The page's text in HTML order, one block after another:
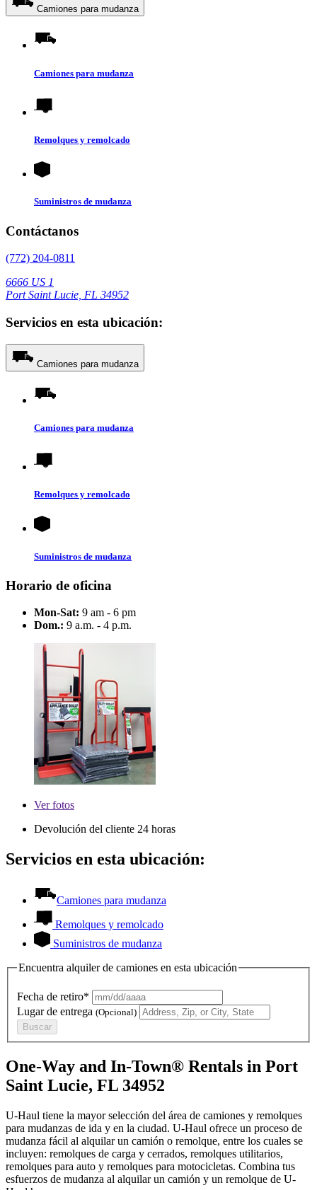
Camiones para mudanza
Camiones para mudanza
Remolques y remolcado
Suministros de mudanza
Contáctanos
(772) 204-0811
6666 US 1
Port Saint Lucie, FL 34952
Servicios en esta ubicación:
Camiones para mudanza
Camiones para mudanza
Remolques y remolcado
Suministros de mudanza
Horario de oficina
Mon-Sat: 9 am - 6 pm
Dom.: 9 a.m. - 4 p.m.
Verfotos
Devolución del cliente 24 horas
Servicios en esta ubicación:
Camiones para mudanza
Remolques y remolcado
Suministros de mudanza
Encuentra alquiler de camiones en esta ubicación
Fecha de retiro*
Lugar de entrega (Opcional)
Buscar
One-Way and In-Town® Rentals in Port
Saint Lucie, FL 34952
U-Haul tiene la mayor selección del área de camiones y remolques
para mudanzas de ida y en la ciudad. U-Haul ofrece un proceso de
mudanza fácil al alquilar un camión o remolque, entre los cuales se
incluyen: remolques de carga y cerrados, remolques utilitarios,
remolques para auto y remolques para motocicletas. Combina tus
esfuerzos de mudanza al alquilar un camión y un remolque de U-